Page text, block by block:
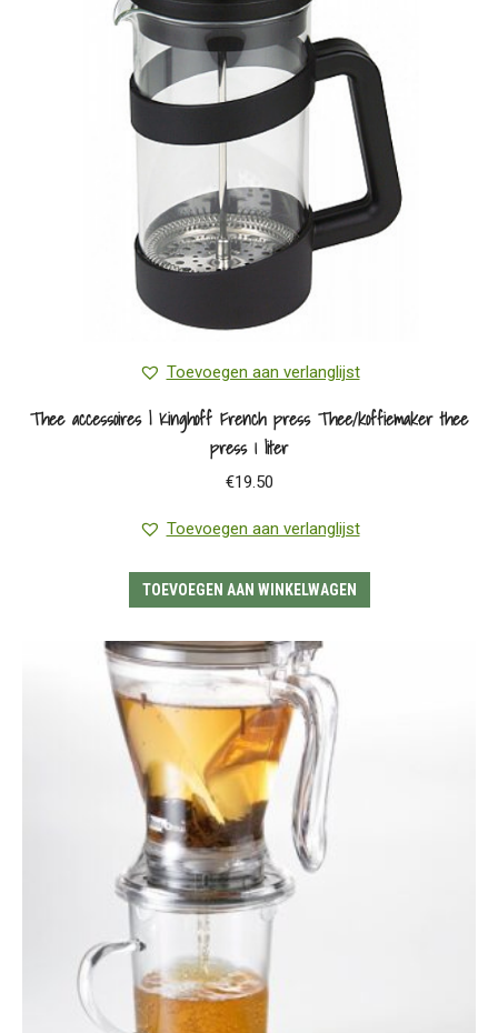
Toevoegen aan verlanglijst
Thee accessoires | Kinghoff French press Thee/koffiemaker thee
press 1 liter
€19.50
Toevoegen aan verlanglijst
TOEVOEGEN AAN WINKELWAGEN